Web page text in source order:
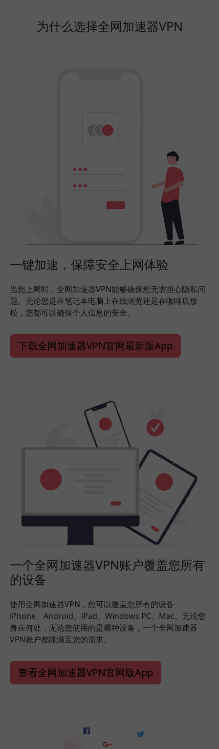
为什么选择全网加速器VPN
一键加速，保障安全上网体验
当您上网时，全网加速器VPN能够确保您无需担心隐私问
题。无论您是在笔记本电脑上在线浏览还是在咖啡店放
松，您都可以确保个人信息的安全。
下载全网加速器VPN官网最新版App
一个全网加速器VPN账户覆盖您所有
的设备
使用全网加速器VPN，您可以覆盖您所有的设备 -
iPhone、Android、iPad、Windows PC、Mac。无论您
身在何处，无论您使用的是哪种设备，一个全网加速器
VPN账户都能满足您的需求。
查看全网加速器VPN官网版App